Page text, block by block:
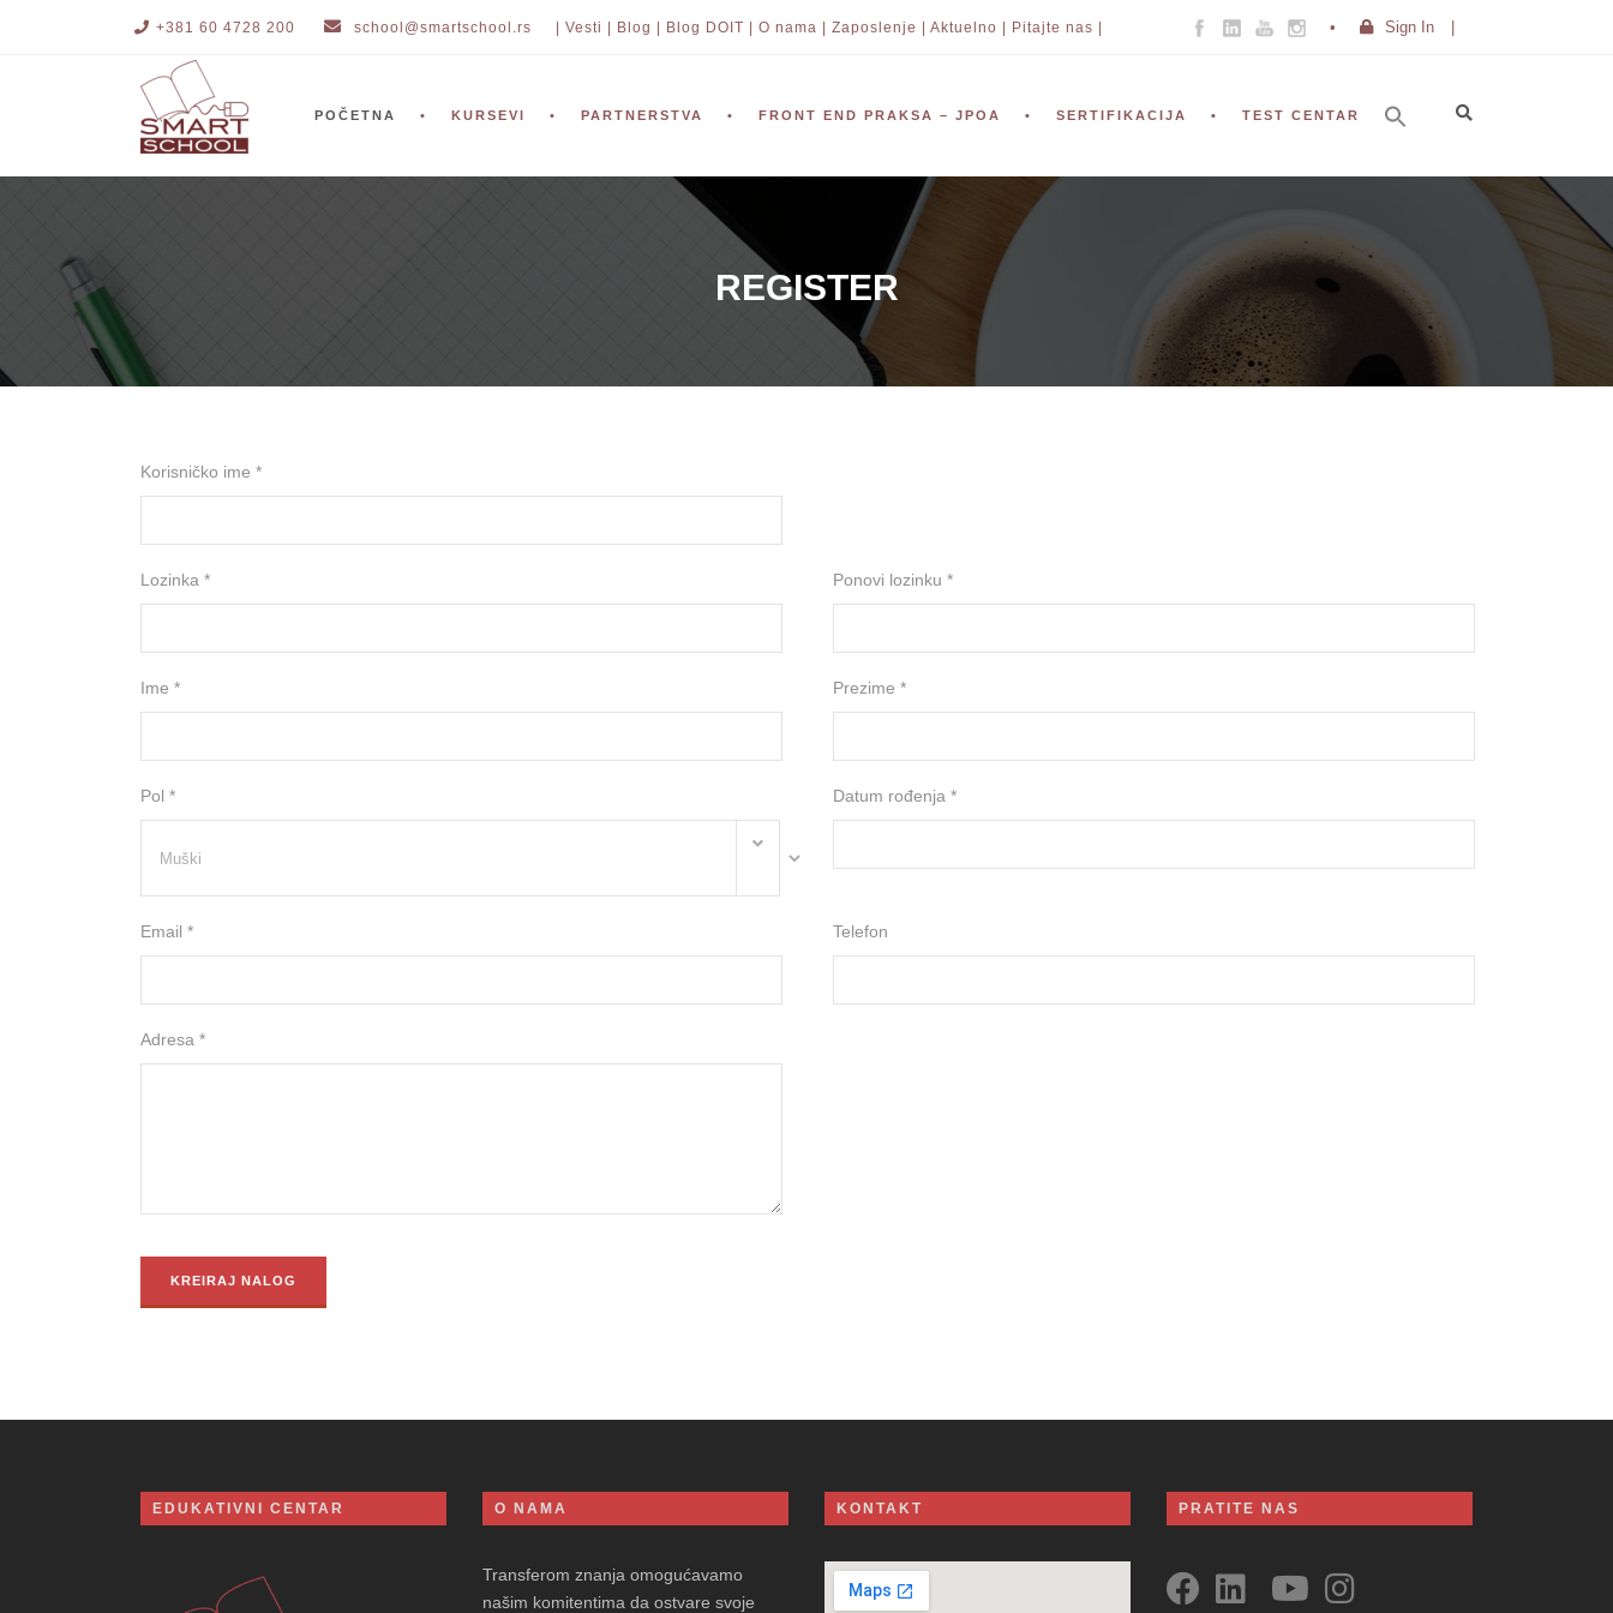
+381 60 4728 200 school@smartschool.rs | Vesti | Blog | Blog DOIT | O nama | Zaposlenje | Aktuelno | Pitajte nas | Sign In
POČETNA KURSEVI PARTNERSTVA FRONT END PRAKSA – JPOA SERTIFIKACIJA TEST CENTAR
REGISTER
Korisničko ime *
Lozinka * Ponovi lozinku *
Ime * Prezime *
Pol * Datum rođenja *
Email * Telefon
Adresa *
EDUKATIVNI CENTAR O NAMA
Transferom znanja omogućavamo
našim komitentima da ostvare svoje
KONTAKT PRATITE NAS